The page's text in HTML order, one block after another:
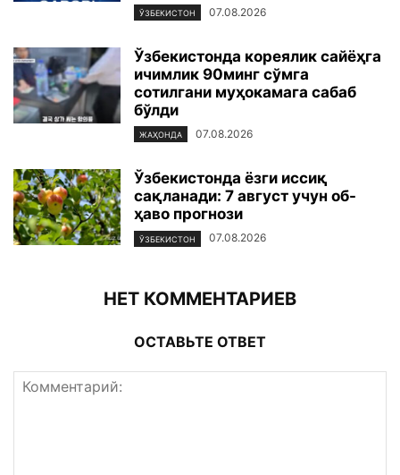
ЎЗБЕКИСТОН 07.08.2026
Ўзбекистонда кореялик сайёҳга
ичимлик 90минг сўмга
сотилгани муҳокамага сабаб
бўлди
ЖАҲОНДА 07.08.2026
Ўзбекистонда ёзги иссиқ
сақланади: 7 август учун об-
ҳаво прогнози
ЎЗБЕКИСТОН 07.08.2026
НЕТ КОММЕНТАРИЕВ
ОСТАВЬТЕ ОТВЕТ